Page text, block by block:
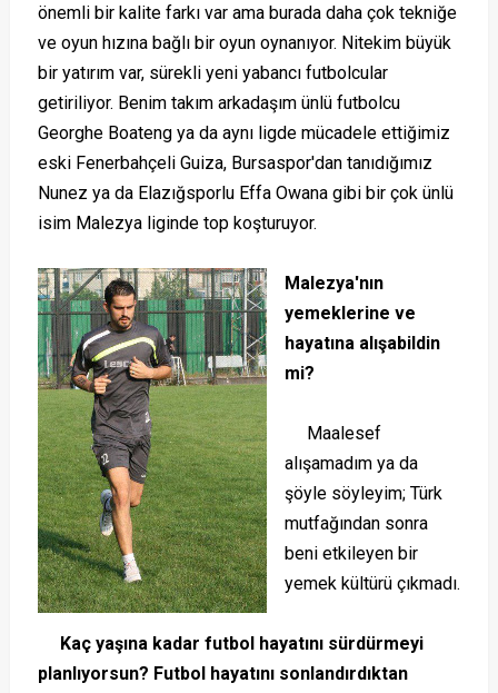
önemli bir kalite farkı var ama burada daha çok tekniğe
ve oyun hızına bağlı bir oyun oynanıyor. Nitekim büyük
bir yatırım var, sürekli yeni yabancı futbolcular
getiriliyor. Benim takım arkadaşım ünlü futbolcu
Georghe Boateng ya da aynı ligde mücadele ettiğimiz
eski Fenerbahçeli Guiza, Bursaspor'dan tanıdığımız
Nunez ya da Elazığsporlu Effa Owana gibi bir çok ünlü
isim Malezya liginde top koşturuyor.
Malezya'nın
yemeklerine ve
hayatına alışabildin
mi?
Maalesef
alışamadım ya da
şöyle söyleyim; Türk
mutfağından sonra
beni etkileyen bir
yemek kültürü çıkmadı.
Kaç yaşına kadar futbol hayatını sürdürmeyi
planlıyorsun? Futbol hayatını sonlandırdıktan